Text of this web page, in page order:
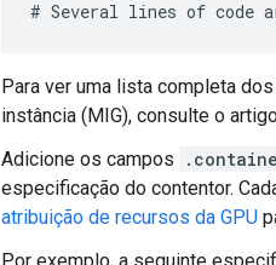
Para ver uma lista completa
instância (MIG), consulte o
Adicione os campos
especificação do contentor.
atribuição de recursos da GPU